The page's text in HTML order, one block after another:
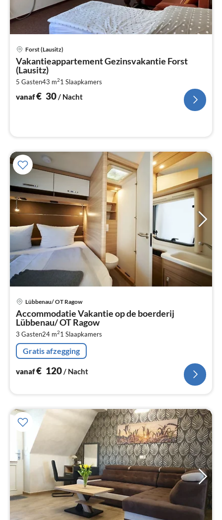
Forst (Lausitz)
Vakantieappartement Gezinsvakantie Forst
(Lausitz)
5 Gasten43 m21 Slaapkamers
vanaf€ 30 / Nacht
Lübbenau/ OT Ragow
Accommodatie Vakantie op de boerderij
Lübbenau/ OT Ragow
3 Gasten24 m21 Slaapkamers
Gratis afzegging
vanaf€ 120/ Nacht